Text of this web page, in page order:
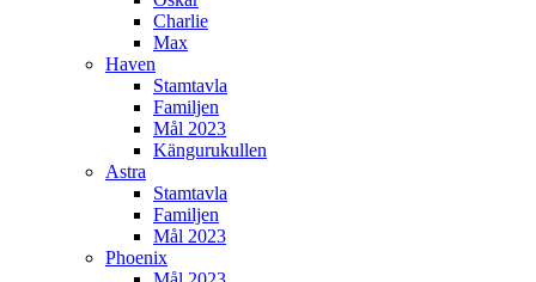
Charlie
Max
Haven
Stamtavla
Familjen
Mål 2023
Kängurukullen
Astra
Stamtavla
Familjen
Mål 2023
Phoenix